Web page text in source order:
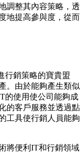
調整其內容策略，透
地提高參與度，從而
行銷策略的寶貴盟
。由於能夠產生類似
的使用使公司能夠成
的客戶服務並透過點
工具使行銷人員能夠
將便利IT和行銷領域